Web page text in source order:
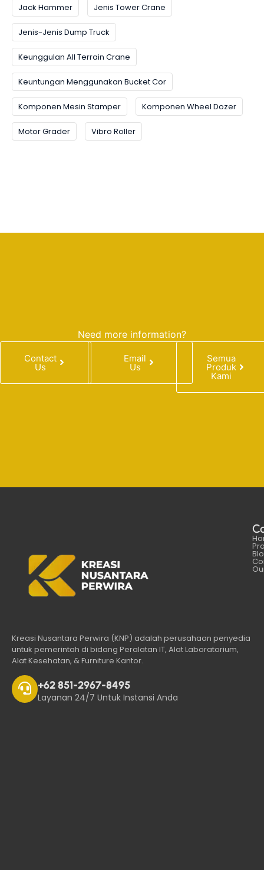
Jack Hammer Jenis Tower Crane
Jenis-Jenis Dump Truck
Keunggulan All Terrain Crane
Keuntungan Menggunakan Bucket Cor
Komponen Mesin Stamper Komponen Wheel Dozer
Motor Grader Vibro Roller
Need more information?
Contact
Us
Email
Us
Semua
Produk
Kami
Kreasi Nusantara Perwira (KNP) adalah perusahaan penyedia
untuk pemerintah di bidang Peralatan IT, Alat Laboratorium,
Alat Kesehatan, & Furniture Kantor.
+62 851-2967-8495
Layanan 24/7 Untuk Instansi Anda